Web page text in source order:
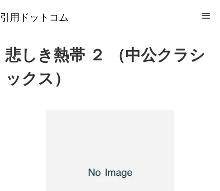
引用ドットコム
悲しき熱帯 ２ （中公クラシ
ックス）